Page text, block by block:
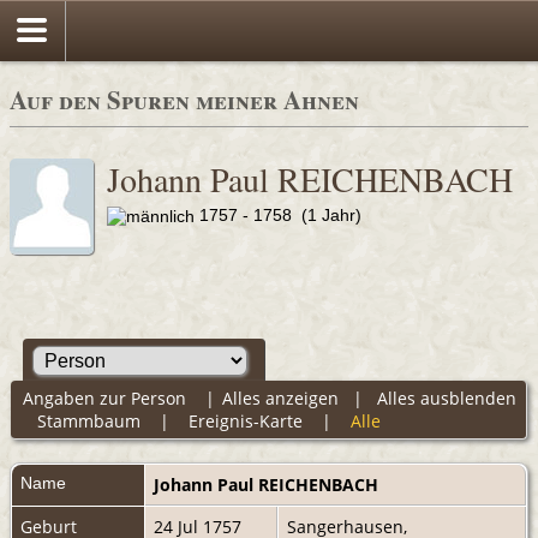
Auf den Spuren meiner Ahnen
Johann Paul REICHENBACH
1757 - 1758 (1 Jahr)
Alles anzeigen | Alles ausblenden
Angaben zur Person |
Stammbaum | Ereignis-Karte | Alle
Name Johann Paul REICHENBACH
Geburt
24 Jul 1757
Sangerhausen,